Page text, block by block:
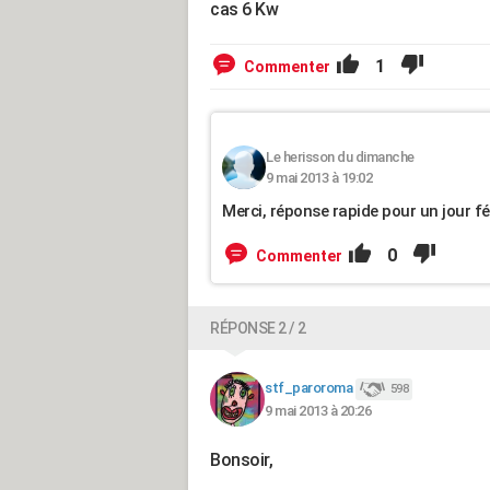
cas 6 Kw
Commenter 1
Le herisson du dimanche
9 mai 2013 à 19:02
Merci, réponse rapide pour un jour
Commenter 0
RÉPONSE 2 / 2
stf_paroroma 598
9 mai 2013 à 20:26
Bonsoir,